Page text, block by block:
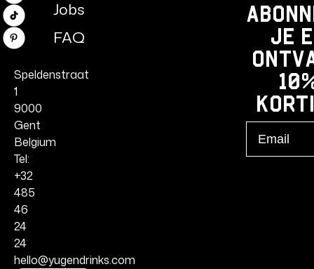
TikTok
Pinterest
Speldenstraat
1
9000
Gent
Belgium
Tel:
+32
485
46
24
24
hello@yugendrinks.com
Jobs
FAQ
je